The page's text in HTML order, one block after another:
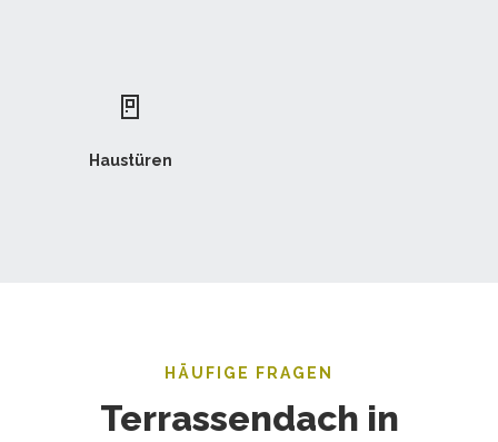
🚪
Haustüren
HÄUFIGE FRAGEN
Terrassendach in